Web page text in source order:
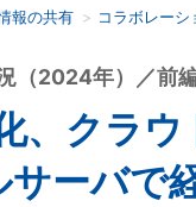
報の共有 コラボレーシ
、クラ
ーバで
（2024年）／前